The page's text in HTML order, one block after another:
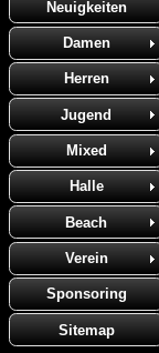
Neuigkeiten
Damen
Herren
Jugend
Mixed
Halle
Beach
Verein
Sponsoring
Sitemap